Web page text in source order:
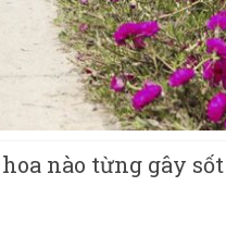
nào từng gây